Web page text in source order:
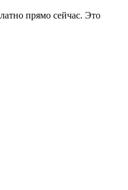
прямо сейчас. Это